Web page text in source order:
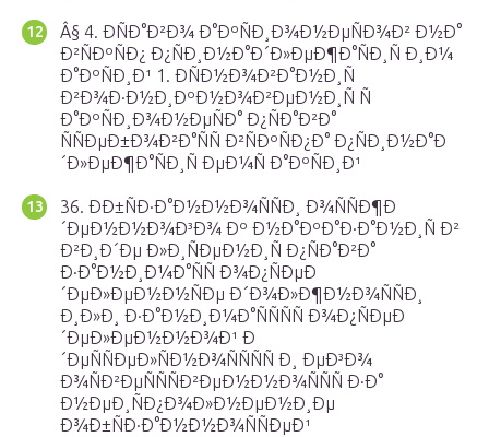
Â§ 4. ÐÑÐ°Ð²Ð¾ Ð°ÐºÑÐ¸Ð¾Ð½ÐµÑÐ¾Ð² Ð½Ð°
Ð²ÑÐºÑÐ¿ Ð¿ÑÐ¸Ð½Ð°Ð´Ð»ÐµÐ¶Ð°ÑÐ¸Ñ Ð¸Ð¼
Ð°ÐºÑÐ¸Ð¹ 1. ÐÑÐ½Ð¾Ð²Ð°Ð½Ð¸Ñ
Ð²Ð¾Ð·Ð½Ð¸ÐºÐ½Ð¾Ð²ÐµÐ½Ð¸Ñ Ñ
Ð°ÐºÑÐ¸Ð¾Ð½ÐµÑÐ° Ð¿ÑÐ°Ð²Ð°
ÑÑÐµÐ±Ð¾Ð²Ð°ÑÑ Ð²ÑÐºÑÐ¿Ð° Ð¿ÑÐ¸Ð½Ð°Ð
´Ð»ÐµÐ¶Ð°ÑÐ¸Ñ ÐµÐ¼Ñ Ð°ÐºÑÐ¸Ð¹
36. ÐÐ±ÑÐ·Ð°Ð½Ð½Ð¾ÑÑÐ¸ Ð¾ÑÑÐ¶Ð
´ÐµÐ½Ð½Ð¾Ð³Ð¾ Ðº Ð½Ð°ÐºÐ°Ð·Ð°Ð½Ð¸Ñ Ð²
Ð²Ð¸Ð´Ðµ Ð»Ð¸ÑÐµÐ½Ð¸Ñ Ð¿ÑÐ°Ð²Ð°
Ð·Ð°Ð½Ð¸Ð¼Ð°ÑÑ Ð¾Ð¿ÑÐµÐ
´ÐµÐ»ÐµÐ½Ð½ÑÐµ Ð´Ð¾Ð»Ð¶Ð½Ð¾ÑÑÐ¸
Ð¸Ð»Ð¸ Ð·Ð°Ð½Ð¸Ð¼Ð°ÑÑÑÑ Ð¾Ð¿ÑÐµÐ
´ÐµÐ»ÐµÐ½Ð½Ð¾Ð¹ Ð
´ÐµÑÑÐµÐ»ÑÐ½Ð¾ÑÑÑÑ Ð¸ ÐµÐ³Ð¾
Ð¾ÑÐ²ÐµÑÑÑÐ²ÐµÐ½Ð½Ð¾ÑÑÑ Ð·Ð°
Ð½ÐµÐ¸ÑÐ¿Ð¾Ð»Ð½ÐµÐ½Ð¸Ðµ
Ð¾Ð±ÑÐ·Ð°Ð½Ð½Ð¾ÑÑÐµÐ¹